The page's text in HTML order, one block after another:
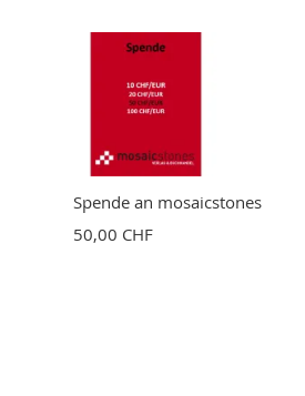
Spende an mosaicstones
50,00 CHF